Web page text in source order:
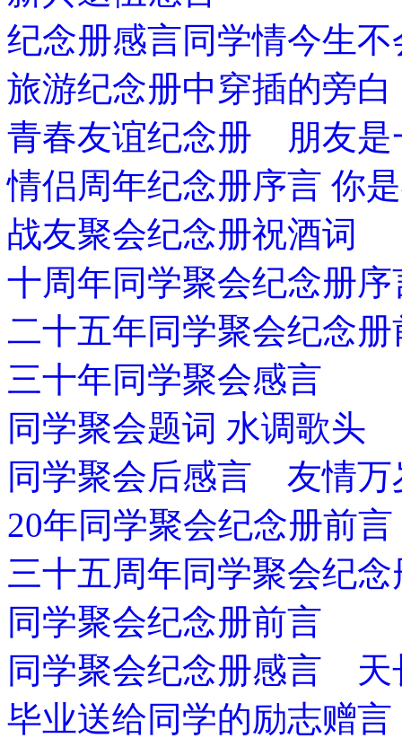
纪念册感言同学情今生不
旅游纪念册中穿插的旁白
青春友谊纪念册 朋友是
情侣周年纪念册序言 你
战友聚会纪念册祝酒词
十周年同学聚会纪念册序
二十五年同学聚会纪念册
三十年同学聚会感言
同学聚会题词 水调歌头
同学聚会后感言 友情万
20年同学聚会纪念册前
三十五周年同学聚会纪
同学聚会纪念册前言
同学聚会纪念册感言 天
毕业送给同学的励志赠言